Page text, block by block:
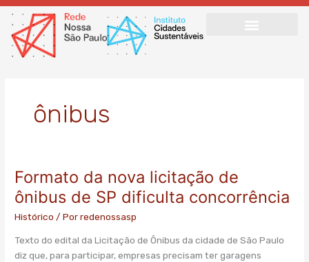
Ir
para
conteúdo
ônibus
Formato da nova licitação de
ônibus de SP dificulta concorrência
Histórico / Porredenossasp
Texto do edital da Licitação de Ônibus da cidade de São Paulo
diz que, para participar, empresas precisam ter garagens
Formato
da
nova
licitação